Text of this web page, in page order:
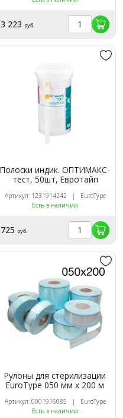
3 223 руб.
Полоски индик. ОПТИМАКС-
тест, 50шт, Евротайп
Артикул: 1231914242 | EuroType
Есть в наличии
725 руб.
Рулоны для стерилизации
EuroTуpe 050 мм х 200 м
Артикул: 0001916085 | EuroType
Есть в наличии